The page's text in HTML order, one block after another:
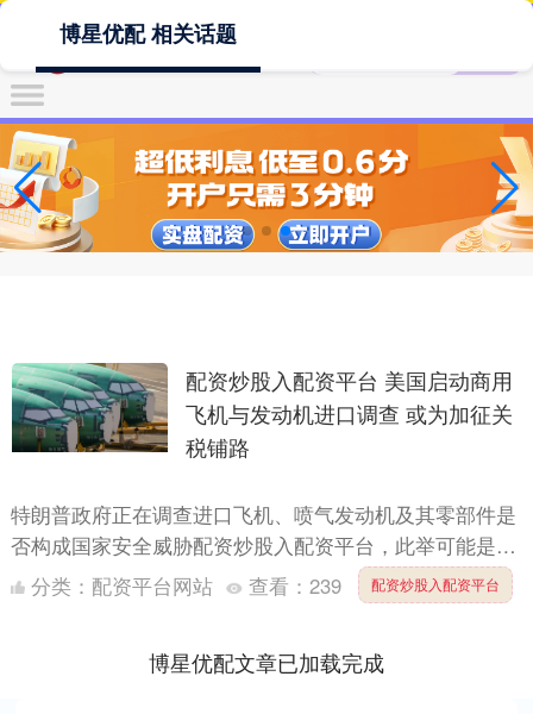
博星优配 相关话题
配资炒股入配资平台 美国启动商用
飞机与发动机进口调查 或为加征关
税铺路
特朗普政府正在调查进口飞机、喷气发动机及其零部件是
否构成国家安全威胁配资炒股入配资平台，此举可能是对
商用航空产业加征新关税的铺垫。 根据美国商务部周五
发布的公告....
分类： 配资平台网站 查看： 239 配资炒股入配资平台
博星优配文章已加载完成